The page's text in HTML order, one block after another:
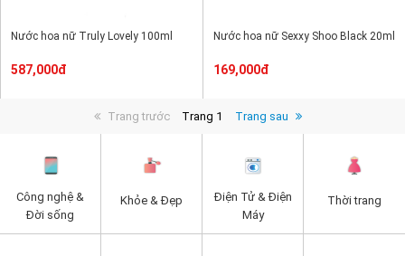
Nước hoa nữ Truly Lovely 100ml
587,000đ
Nước hoa nữ Sexxy Shoo Black 20ml
169,000đ
Trang trước Trang 1 Trang sau
Công nghệ &
Đời sống
Khỏe & Đẹp
Điện Tử & Điện
Máy
Thời trang